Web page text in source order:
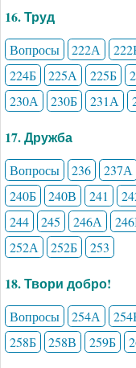
16. Труд
Вопросы 222А
224Б
225А 225Б
230А
230Б 231А
17. Дружба
Вопросы 236 237А
240Б
240В 241
244
245 246А
252А
252Б 253
18. Твори добро!
Вопросы 254А
258Б
258В 259Б